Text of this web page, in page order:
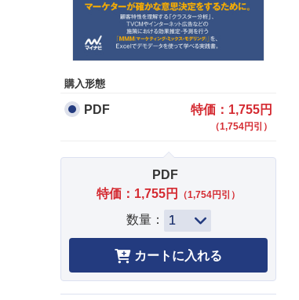
購入形態
PDF 特価：1,755円
（1,754円引）
PDF
特価：1,755円
（1,754円引）
数量：